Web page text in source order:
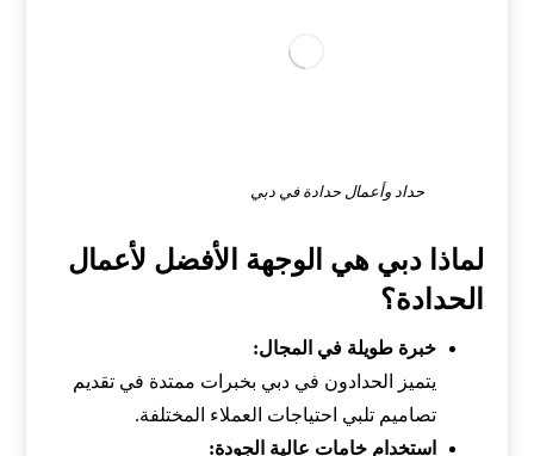
حداد وأعمال حدادة في دبي
لماذا دبي هي الوجهة الأفضل لأعمال
الحدادة؟
خبرة طويلة في المجال:
يتميز الحدادون في دبي بخبرات ممتدة في تقديم
تصاميم تلبي احتياجات العملاء المختلفة.
استخدام خامات عالية الجودة: